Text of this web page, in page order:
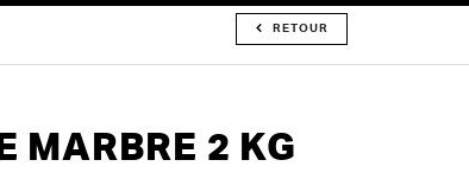
RETOUR
MARBRE 2 KG